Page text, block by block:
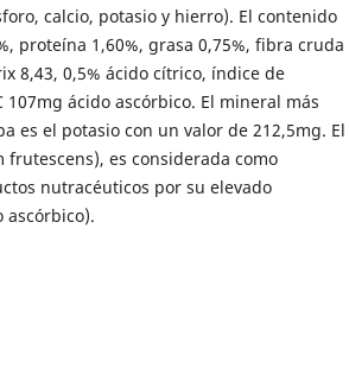
calcio, potasio y hierro). El contenido
proteína 1,60%, grasa 0,75%, fibra cruda
8,43, 0,5% ácido cítrico, índice de
ácido ascórbico. El mineral más
es el potasio con un valor de 212,5mg. El
es considerada como
nutracéuticos por su elevado
ascórbico).